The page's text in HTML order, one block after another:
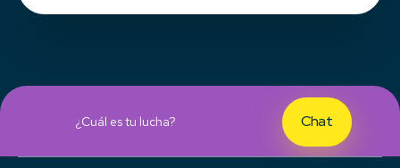
¿Cuál es tu lucha? Chat